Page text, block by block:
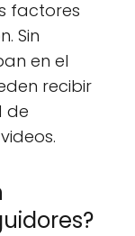
factores
Sin
en el
recibir
de